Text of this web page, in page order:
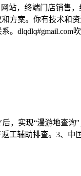
站，终端门店销售
方案。你有技术和
。dlqdlq#gmail.com
，实现“漫游地查
工辅助排查。3、